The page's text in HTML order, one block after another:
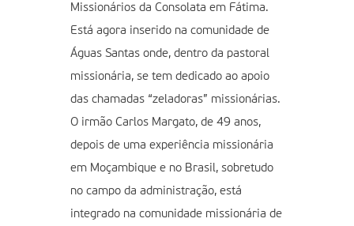
Missionários da Consolata em Fátima.
Está agora inserido na comunidade de
Águas Santas onde, dentro da pastoral
missionária, se tem dedicado ao apoio
das chamadas “zeladoras” missionárias.
O irmão Carlos Margato, de 49 anos,
depois de uma experiência missionária
em Moçambique e no Brasil, sobretudo
no campo da administração, está
integrado na comunidade missionária de